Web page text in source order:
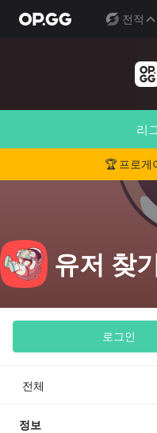
전적
리
🏆 프로게
유저 찾
로그인
전체
정보